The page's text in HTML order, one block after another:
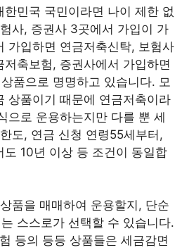
한민국 국민이라면 나이 제한 없
사, 증권사 3곳에서 가입이 가
가입하면 연금저축신탁, 보험사
저축보험, 증권사에서 가입하면
품으로 명명하고 있습니다. 모
상품이기 때문에 연금저축이라
으로 운용하는지만 다를 뿐 세
도, 연금 신청 연령55세부터,
도 10년 이상 등 조건이 동일합
품을 매매하여 운용할지, 단순
스스로가 선택할 수 있습니다.
등의 등등 상품들은 세금감면